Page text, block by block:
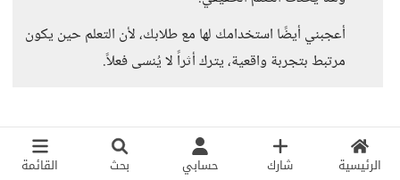
الرئيسية شارك حسابي بحث القائمة
أعجبني أيضًا استخدامك لها مع طلابك، لأن التعلم حين يكون
مرتبط بتجربة واقعية، يترك أثراً لا يُنسى فعلاً.